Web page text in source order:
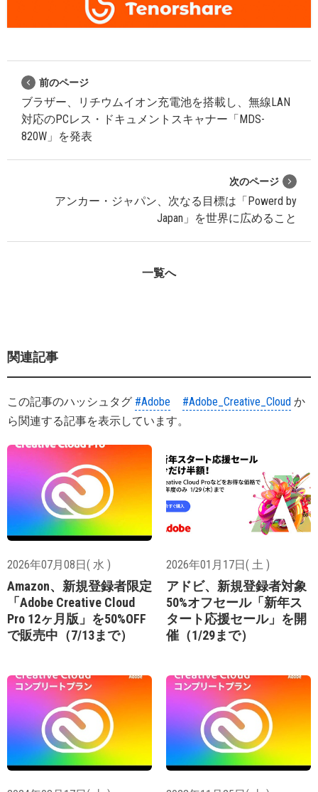
前のページ
ブラザー、リチウムイオン充電池を搭載し、無線LAN
対応のPCレス・ドキュメントスキャナー「MDS-
820W」を発表
次のページ
アンカー・ジャパン、次なる目標は「Powerd by
Japan」を世界に広めること
一覧へ
関連記事
この記事のハッシュタグ #Adobe #Adobe_Creative_Cloud か
ら関連する記事を表示しています。
2026年07月08日( 水 )
Amazon、新規登録者限定
「Adobe Creative Cloud
Pro 12ヶ月版」を50%OFF
で販売中（7/13まで）
2026年01月17日( 土 )
アドビ、新規登録者対象
50%オフセール「新年ス
タート応援セール」を開
催（1/29まで）